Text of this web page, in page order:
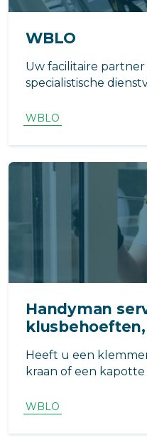
WBLO
Uw facilitaire
specialistische
WBLO
Handyman
Heeft u een
kraan of een
kluswerk uit te
WBLO